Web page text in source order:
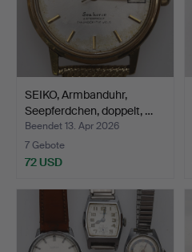
SEIKO, Armbanduhr,
Seepferdchen, doppelt, …
Beendet 13. Apr 2026
7 Gebote
72 USD